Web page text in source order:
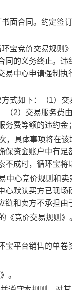
面合同。约定签
宝竞价交易规则
同的义务终止。
易中心申请强制
式如下：（1）
（2）交易服务费
务费等额的违约
，具体事项将在
保资金账户中有
不成时，循环宝将
中心竞价规则和
心默认买方已现
链和卖方不承担由
《竞价交易规则》
宝平台销售的单卷
。